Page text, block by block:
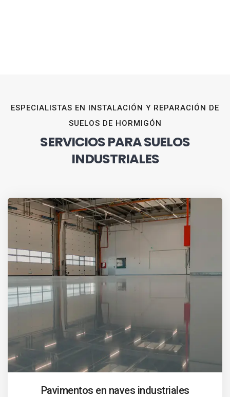
ESPECIALISTAS EN INSTALACIÓN Y REPARACIÓN DE
SUELOS DE HORMIGÓN
SERVICIOS PARA SUELOS
INDUSTRIALES
Pavimentos en naves industriales